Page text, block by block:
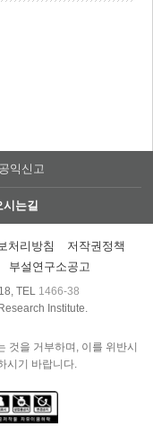
공익신고
시는길
처리방침
저작권정책
부설연구소공고
TEL 1466-38
Institute.
것을 거부하며, 이를 위반시
시기 바랍니다.